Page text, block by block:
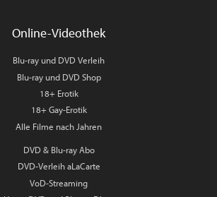
Online-Videothek
Blu-ray und DVD Verleih
Blu-ray und DVD Shop
18+ Erotik
18+ Gay-Erotik
Alle Filme nach Jahren
DVD & Blu-ray Abo
DVD-Verleih aLaCarte
VoD-Streaming